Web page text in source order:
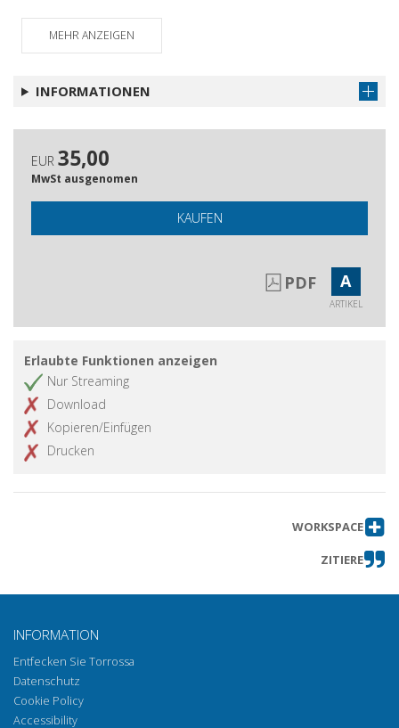
Sul grande semenzaio : qualche
proposta
MEHR ANZEIGEN
INFORMATIONEN
EUR 35,00
MwSt ausgenomen
KAUFEN
PDF A
ARTIKEL
Erlaubte Funktionen anzeigen
Nur Streaming
Download
Kopieren/Einfügen
Drucken
WORKSPACE
ZITIERE
INFORMATION
Entfecken Sie Torrossa
Datenschutz
Cookie Policy
Accessibility